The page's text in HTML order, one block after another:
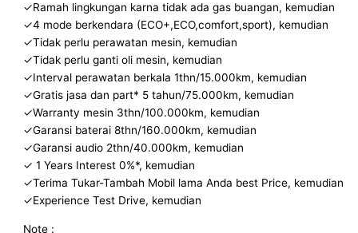
✓Ramah lingkungan karna tidak ada gas buangan, kemudian
✓4 mode berkendara (ECO+,ECO,comfort,sport), kemudian
✓Tidak perlu perawatan mesin, kemudian
✓Tidak perlu ganti oli mesin, kemudian
✓Interval perawatan berkala 1thn/15.000km, kemudian
✓Gratis jasa dan part* 5 tahun/75.000km, kemudian
✓Warranty mesin 3thn/100.000km, kemudian
✓Garansi baterai 8thn/160.000km, kemudian
✓Garansi audio 2thn/40.000km, kemudian
✓ 1 Years Interest 0%*, kemudian
✓Terima Tukar-Tambah Mobil lama Anda best Price, kemudian
✓Experience Test Drive, kemudian
Note :